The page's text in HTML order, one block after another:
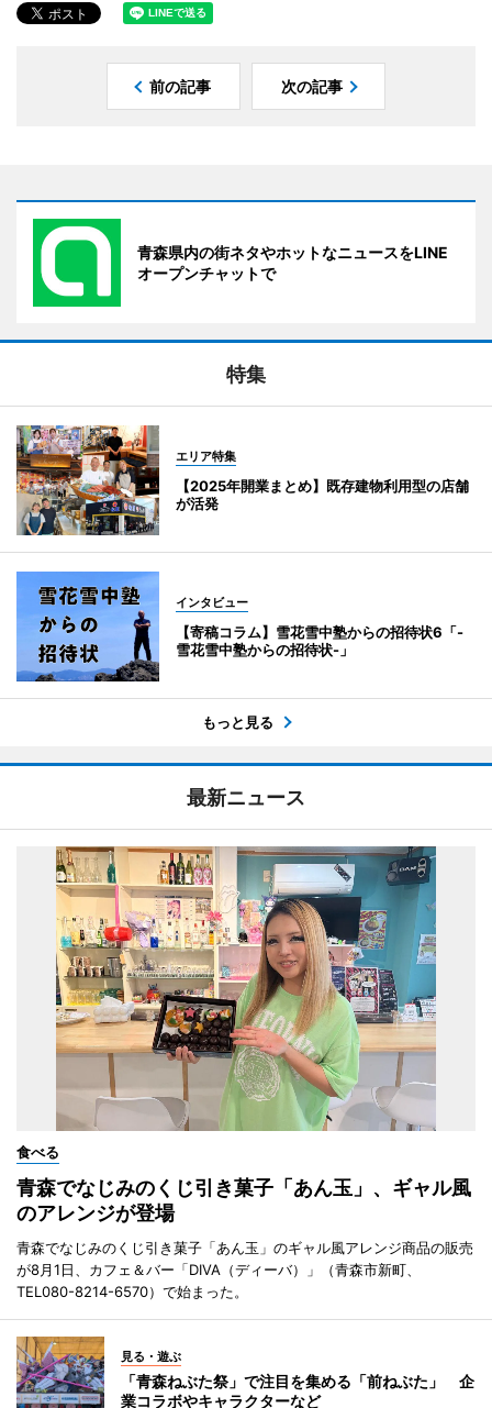
前の記事 次の記事
青森県内の街ネタやホットなニュースをLINE
オープンチャットで
特集
エリア特集
【2025年開業まとめ】既存建物利用型の店舗
が活発
インタビュー
【寄稿コラム】雪花雪中塾からの招待状6「-
雪花雪中塾からの招待状-」
もっと見る
最新ニュース
食べる
青森でなじみのくじ引き菓子「あん玉」、ギャル風
のアレンジが登場
青森でなじみのくじ引き菓子「あん玉」のギャル風アレンジ商品の販売
が8月1日、カフェ＆バー「DIVA（ディーバ）」（青森市新町、
TEL080-8214-6570）で始まった。
見る・遊ぶ
「青森ねぶた祭」で注目を集める「前ねぶた」 企
業コラボやキャラクターなど